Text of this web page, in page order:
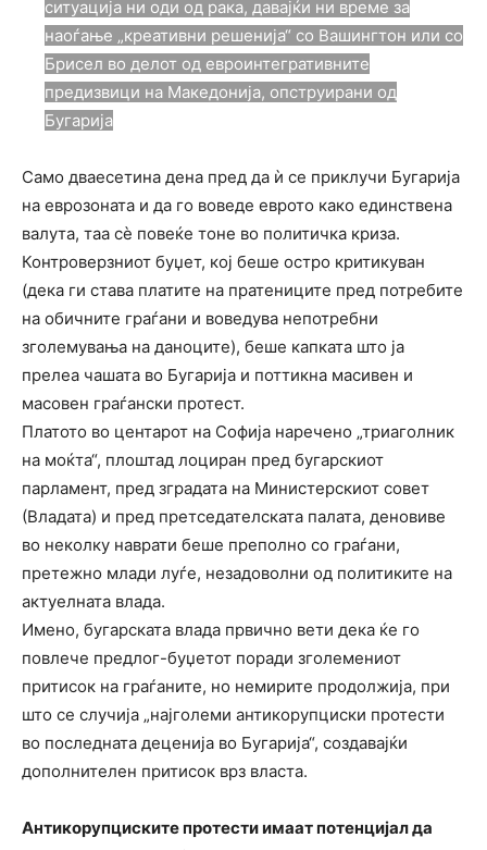
ситуација ни оди од рака, давајќи ни време за
наоѓање „креативни решенија“ со Вашингтон или со
Брисел во делот од евроинтегративните
предизвици на Македонија, опструирани од
Бугарија
Само дваесетина дена пред да ѝ се приклучи Бугарија
на еврозоната и да го воведе еврото како единствена
валута, таа сѐ повеќе тоне во политичка криза.
Контроверзниот буџет, кој беше остро критикуван
(дека ги става платите на пратениците пред потребите
на обичните граѓани и воведува непотребни
зголемувања на даноците), беше капката што ја
прелеа чашата во Бугарија и поттикна масивен и
масовен граѓански протест.
Платото во центарот на Софија наречено „триаголник
на моќта“, плоштад лоциран пред бугарскиот
парламент, пред зградата на Министерскиот совет
(Владата) и пред претседателската палата, деновиве
во неколку наврати беше преполно со граѓани,
претежно млади луѓе, незадоволни од политиките на
актуелната влада.
Имено, бугарската влада првично вети дека ќе го
повлече предлог-буџетот поради зголемениот
притисок на граѓаните, но немирите продолжија, при
што се случија „најголеми антикорупциски протести
во последната деценија во Бугарија“, создавајќи
дополнителен притисок врз власта.
Антикорупциските протести имаат потенцијал да